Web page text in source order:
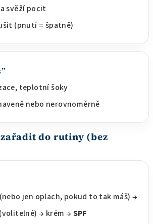
svěží pocit
(pnutí = špatně)
teplotní šoky
nebo nerovnoměrně
do rutiny (bez
jen oplach, pokud to tak máš) →
(volitelné) → krém →SPF